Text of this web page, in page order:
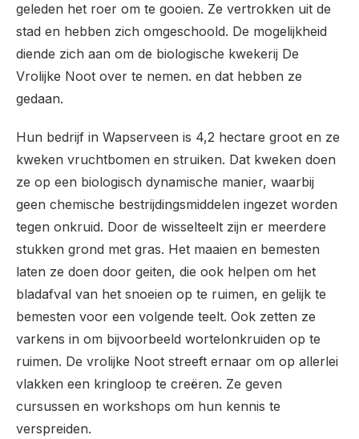
geleden het roer om te gooien. Ze vertrokken uit de
stad en hebben zich omgeschoold. De mogelijkheid
diende zich aan om de biologische kwekerij De
Vrolijke Noot over te nemen. en dat hebben ze
gedaan.
Hun bedrijf in Wapserveen is 4,2 hectare groot en ze
kweken vruchtbomen en struiken. Dat kweken doen
ze op een biologisch dynamische manier, waarbij
geen chemische bestrijdingsmiddelen ingezet worden
tegen onkruid. Door de wisselteelt zijn er meerdere
stukken grond met gras. Het maaien en bemesten
laten ze doen door geiten, die ook helpen om het
bladafval van het snoeien op te ruimen, en gelijk te
bemesten voor een volgende teelt. Ook zetten ze
varkens in om bijvoorbeeld wortelonkruiden op te
ruimen. De vrolijke Noot streeft ernaar om op allerlei
vlakken een kringloop te creëren. Ze geven
cursussen en workshops om hun kennis te
verspreiden.